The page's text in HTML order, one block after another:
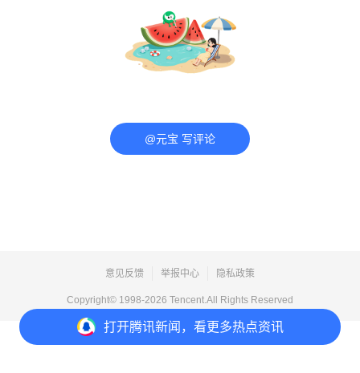
打开腾讯新闻，看更多热点资讯
@元宝 写评论
意见反馈 举报中心 隐私政策
Copyright© 1998-2026 Tencent.All Rights Reserved